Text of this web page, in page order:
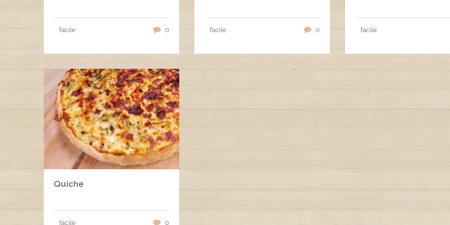
facile 0 facile 0 facile
Quiche
facile 0